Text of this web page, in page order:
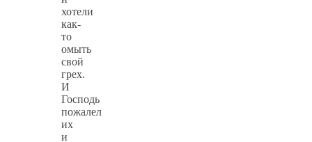
хотели
как-
то
омыть
свой
грех.
И
Господь
пожалел
их
и